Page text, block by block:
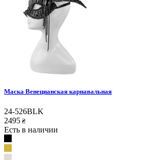
Маска Венецианская карнавальная
24-526BLK
2495 ₴
Есть в наличии